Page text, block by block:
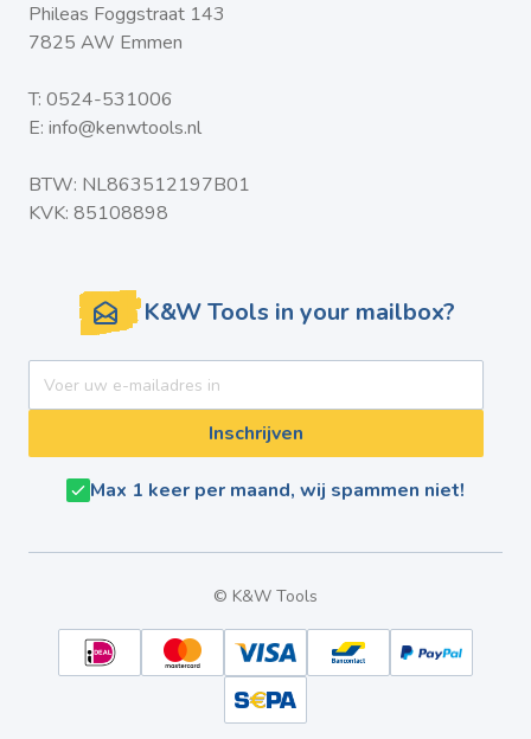
Phileas Foggstraat 143
7825 AW Emmen
T: 0524-531006
E: info@kenwtools.nl
BTW: NL863512197B01
KVK: 85108898
K&W Tools in your mailbox?
Inschrijven
Max 1 keer per maand, wij spammen niet!
© K&W Tools